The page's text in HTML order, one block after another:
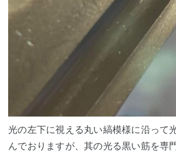
光の左下に視える丸い縞模様に沿って
んでおりますが、其の光る黒い筋を専